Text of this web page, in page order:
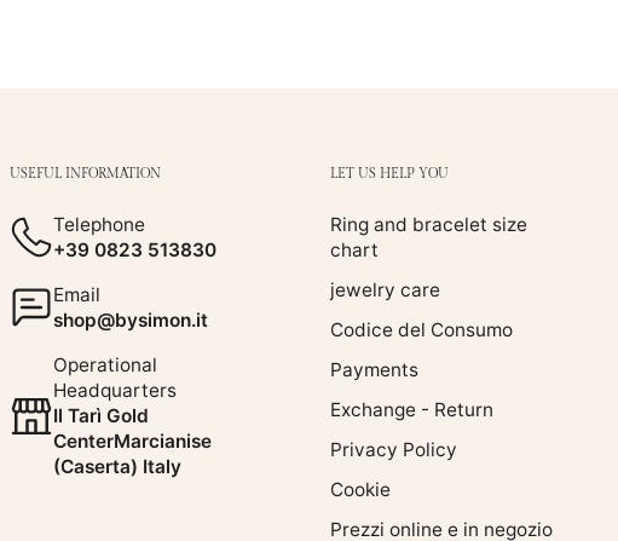
USEFUL INFORMATION
Telephone
+39 0823 513830
Email
shop@bysimon.it
Operational
Headquarters
Il Tarì Gold
CenterMarcianise
(Caserta) Italy
LET US HELP YOU
Ring and bracelet size
chart
jewelry care
Codice del Consumo
Payments
Exchange - Return
Privacy Policy
Cookie
Prezzi online e in negozio